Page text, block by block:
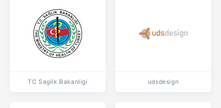
TC Saglik Bakanligi udsdesign